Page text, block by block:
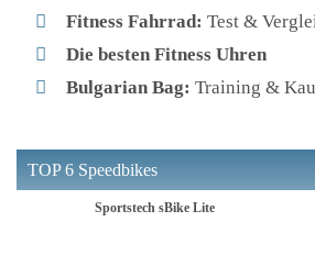
Fitness Fahrrad: Test &
Die besten Fitness Uhren
Bulgarian Bag: Training &
TOP 6 Speedbikes
Sportstech sBike Lite